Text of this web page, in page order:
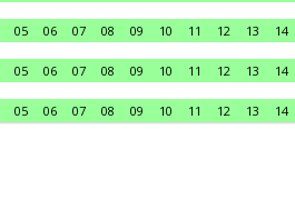
05 06 07 08 09 10 11 12 13 14
05 06 07 08 09 10 11 12 13 14
05 06 07 08 09 10 11 12 13 14